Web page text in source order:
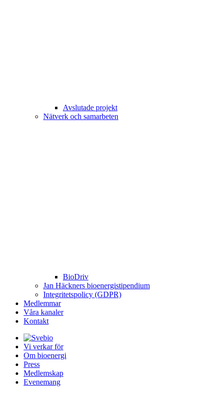
Avslutade projekt
Nätverk och samarbeten
BioDriv
Jan Häckners bioenergistipendium
Integritetspolicy (GDPR)
Medlemmar
Våra kanaler
Kontakt
Vi verkar för
Om bioenergi
Press
Medlemskap
Evenemang